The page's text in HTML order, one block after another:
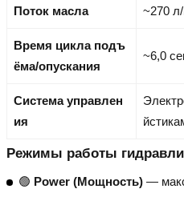
Поток масла ~270
Время цикла подъ
ёма/опускания
~6,0
Система управлен
ия
Режимы работы
🟢 Power (Мощность) —